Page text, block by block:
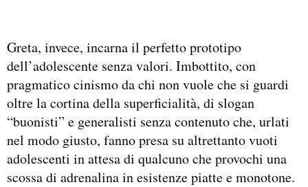
Greta, invece, incarna il perfetto prototipo
dell’adolescente senza valori. Imbottito, con
pragmatico cinismo da chi non vuole che si guardi
oltre la cortina della superficialità, di slogan
“buonisti” e generalisti senza contenuto che, urlati
nel modo giusto, fanno presa su altrettanto vuoti
adolescenti in attesa di qualcuno che provochi una
scossa di adrenalina in esistenze piatte e monotone.